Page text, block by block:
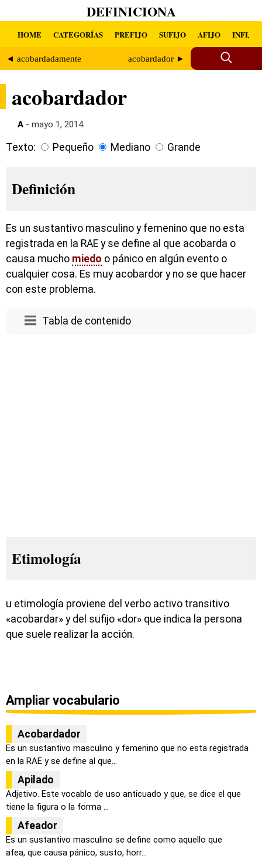
DEFINICIONA
HOME CATEGORÍAS PREFIJO SUFIJO AFIJO INFIJO
◄ acobardadamente acobardador ►
acobardador
A - mayo 1, 2014
Texto: Pequeño Mediano Grande
Definición
Es un sustantivo masculino y femenino que no esta
registrada en la RAE y se define al que acobarda o
causa mucho miedo o pánico en algún evento o
cualquier cosa. Es muy acobardor y no se que hacer
con este problema.
Tabla de contenido
Etimología
u etimología proviene del verbo activo transitivo
«acobardar» y del sufijo «dor» que indica la persona
que suele realizar la acción.
Ampliar vocabulario
Acobardador
Es un sustantivo masculino y femenino que no esta registrada
en la RAE y se define al que...
Apilado
Adjetivo. Este vocablo de uso anticuado y que, se dice el que
tiene la figura o la forma ...
Afeador
Es un sustantivo masculino se define como aquello que
afea, que causa pánico, susto, horr...